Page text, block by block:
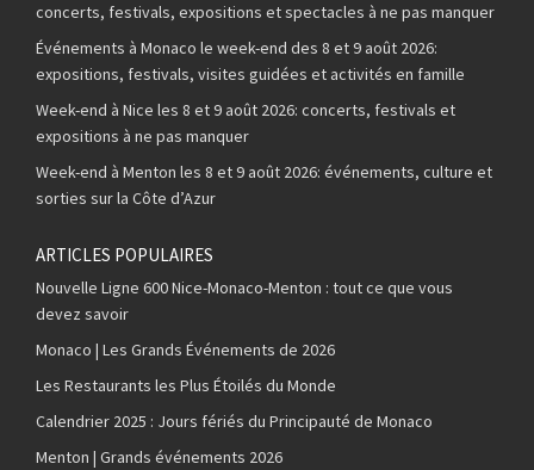
concerts, festivals, expositions et spectacles à ne pas manquer
Événements à Monaco le week-end des 8 et 9 août 2026:
expositions, festivals, visites guidées et activités en famille
Week-end à Nice les 8 et 9 août 2026: concerts, festivals et
expositions à ne pas manquer
Week-end à Menton les 8 et 9 août 2026: événements, culture et
sorties sur la Côte d’Azur
ARTICLES POPULAIRES
Nouvelle Ligne 600 Nice-Monaco-Menton : tout ce que vous
devez savoir
Monaco | Les Grands Événements de 2026
Les Restaurants les Plus Étoilés du Monde
Calendrier 2025 : Jours fériés du Principauté de Monaco
Menton | Grands événements 2026